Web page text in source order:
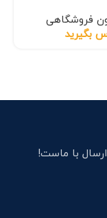
فروشگاهی
بگیرید
با ماست!